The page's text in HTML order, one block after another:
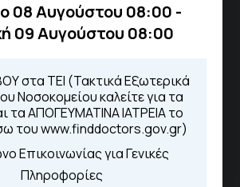
08 Αυγούστου 08:00 -
09 Αυγούστου 08:00
στα ΤΕΙ (Τακτικά Εξωτερικά
Νοσοκομείου καλείτε για τα
τα ΑΠΟΓΕΥΜΑΤΙΝΑ ΙΑΤΡΕΙΑ το
του www.finddoctors.gov.gr)
Επικοινωνίας για Γενικές
Πληροφορίες
και τα απογευματινά
τον ιστότοποeΡαντεβού
στην φωνητική πύλη του
της εφαρμογής "MyHealth